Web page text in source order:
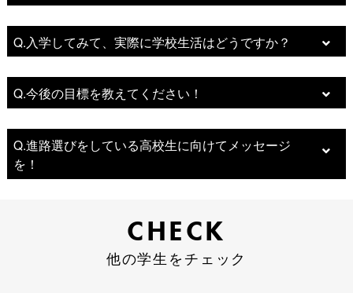
Q.入学してみて、実際に学校生活はどうですか？
Q.今後の目標を教えてください！
Q.進路選びをしている高校生に向けてメッセージ
を！
CHECK
CHECK
他の学生をチェック
他の学生をチェック